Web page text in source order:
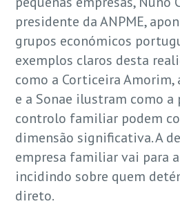
presidente da ANPME,
grupos económicos
exemplos claros desta
como a Corticeira
e a Sonae ilustram como a
controlo familiar podem
dimensão significativa. A
empresa familiar vai para
incidindo sobre quem
direto.